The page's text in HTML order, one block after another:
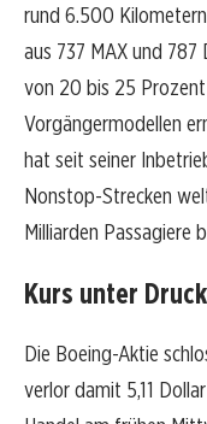
rund 6.500
aus 737 MAX und
von 20 bis 25
Vorgängermodellen
hat seit seiner
Nonstop-Strecken
Milliarden Passagiere
Kurs unter Druck
Die Boeing-Aktie
verlor damit 5,11